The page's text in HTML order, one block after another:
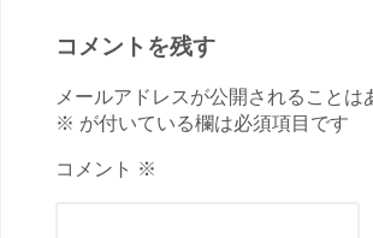
コメントを残す
メールアドレスが公開されることは
※ が付いている欄は必須項目です
コメント ※